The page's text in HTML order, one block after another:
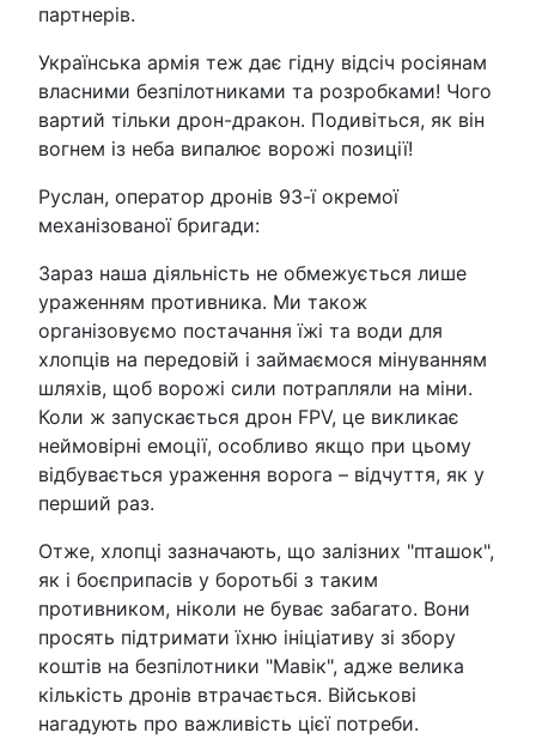
партнерів.
Українська армія теж дає гідну відсіч росіянам
власними безпілотниками та розробками! Чого
вартий тільки дрон-дракон. Подивіться, як він
вогнем із неба випалює ворожі позиції!
Руслан, оператор дронів 93-ї окремої
механізованої бригади:
Зараз наша діяльність не обмежується лише
ураженням противника. Ми також
організовуємо постачання їжі та води для
хлопців на передовій і займаємося мінуванням
шляхів, щоб ворожі сили потрапляли на міни.
Коли ж запускається дрон FPV, це викликає
неймовірні емоції, особливо якщо при цьому
відбувається ураження ворога – відчуття, як у
перший раз.
Отже, хлопці зазначають, що залізних "пташок",
як і боєприпасів у боротьбі з таким
противником, ніколи не буває забагато. Вони
просять підтримати їхню ініціативу зі збору
коштів на безпілотники "Мавік", адже велика
кількість дронів втрачається. Військові
нагадують про важливість цієї потреби.